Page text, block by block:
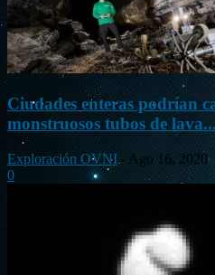
Ciudades enteras podrían
monstruosos tubos de lava...
Exploración OVNI - Ago 16, 2020
0